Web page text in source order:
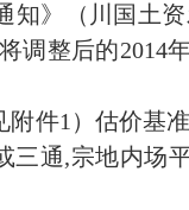
知》（川国土
调整后的2014
件1）估价基
三通,宗地内场